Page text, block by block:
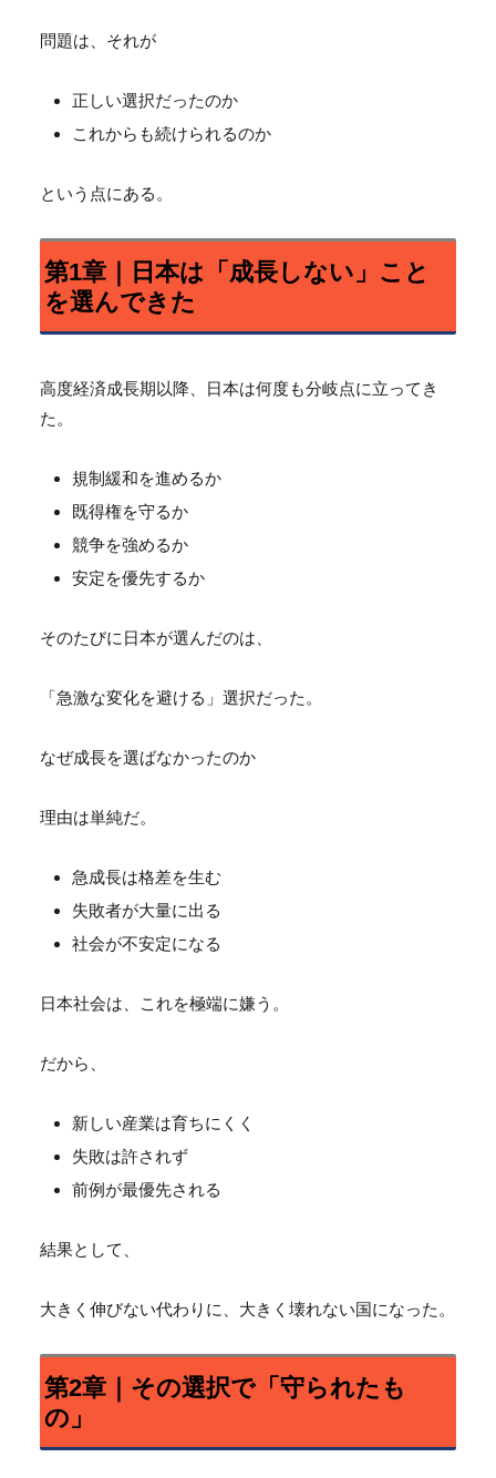
問題は、それが
正しい選択だったのか
これからも続けられるのか
という点にある。
第1章｜日本は「成長しない」こと
を選んできた
高度経済成長期以降、日本は何度も分岐点に立ってき
た。
規制緩和を進めるか
既得権を守るか
競争を強めるか
安定を優先するか
そのたびに日本が選んだのは、
「急激な変化を避ける」選択だった。
なぜ成長を選ばなかったのか
理由は単純だ。
急成長は格差を生む
失敗者が大量に出る
社会が不安定になる
日本社会は、これを極端に嫌う。
だから、
新しい産業は育ちにくく
失敗は許されず
前例が最優先される
結果として、
大きく伸びない代わりに、大きく壊れない国になった。
第2章｜その選択で「守られたも
の」